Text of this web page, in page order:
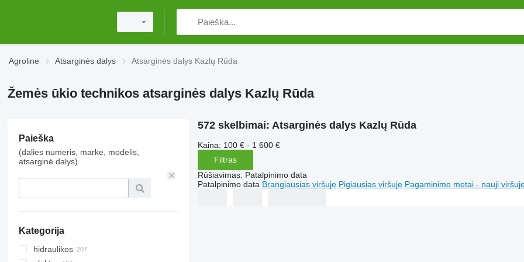
Agroline Atsarginės dalys Atsarginės dalys Kazlų Rūda
Žemės ūkio technikos atsarginės dalys Kazlų Rūda
Paieška
(dalies numeris, markė, modelis,
atsarginė dalys)
Kategorija
hidraulikos
572 skelbimai: Atsarginės dalys Kazlų Rūda
Kaina: 100 € - 1 600 €
Filtras
Rūšiavimas: Patalpinimo data
Patalpinimo data Brangiausias viršuje Pigiausias viršuje Pagaminimo metai - nauji